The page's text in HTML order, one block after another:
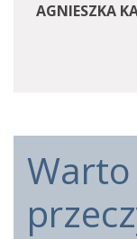
AGNIESZKA